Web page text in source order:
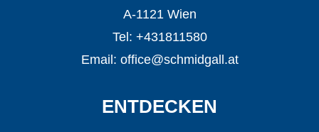
A-1121 Wien
Tel: +431811580
Email: office@schmidgall.at
ENTDECKEN